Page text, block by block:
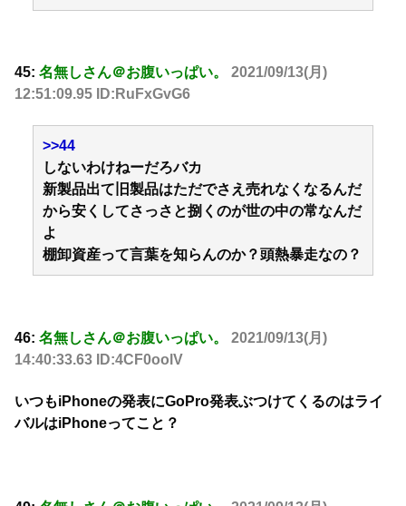
45: 名無しさん＠お腹いっぱい。
2021/09/13(月)
12:51:09.95 ID:RuFxGvG6
>>44
しないわけねーだろバカ
新製品出て旧製品はただでさえ売れなくなるんだ
から安くしてさっさと捌くのが世の中の常なんだ
よ
棚卸資産って言葉を知らんのか？頭熱暴走なの？
46: 名無しさん＠お腹いっぱい。
2021/09/13(月)
14:40:33.63 ID:4CF0oolV
いつもiPhoneの発表にGoPro発表ぶつけてくるのはライ
バルはiPhoneってこと？